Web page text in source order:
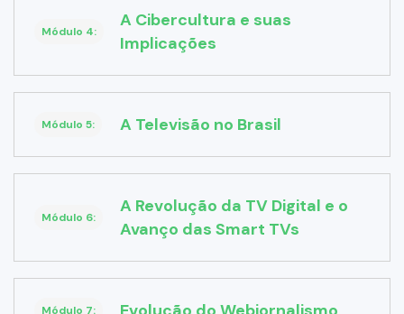
Módulo 4:
A Cibercultura e suas
Implicações
Módulo 5: A Televisão no Brasil
Módulo 6:
A Revolução da TV Digital e o
Avanço das Smart TVs
Módulo 7: